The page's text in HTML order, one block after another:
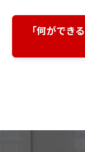
「何ができ